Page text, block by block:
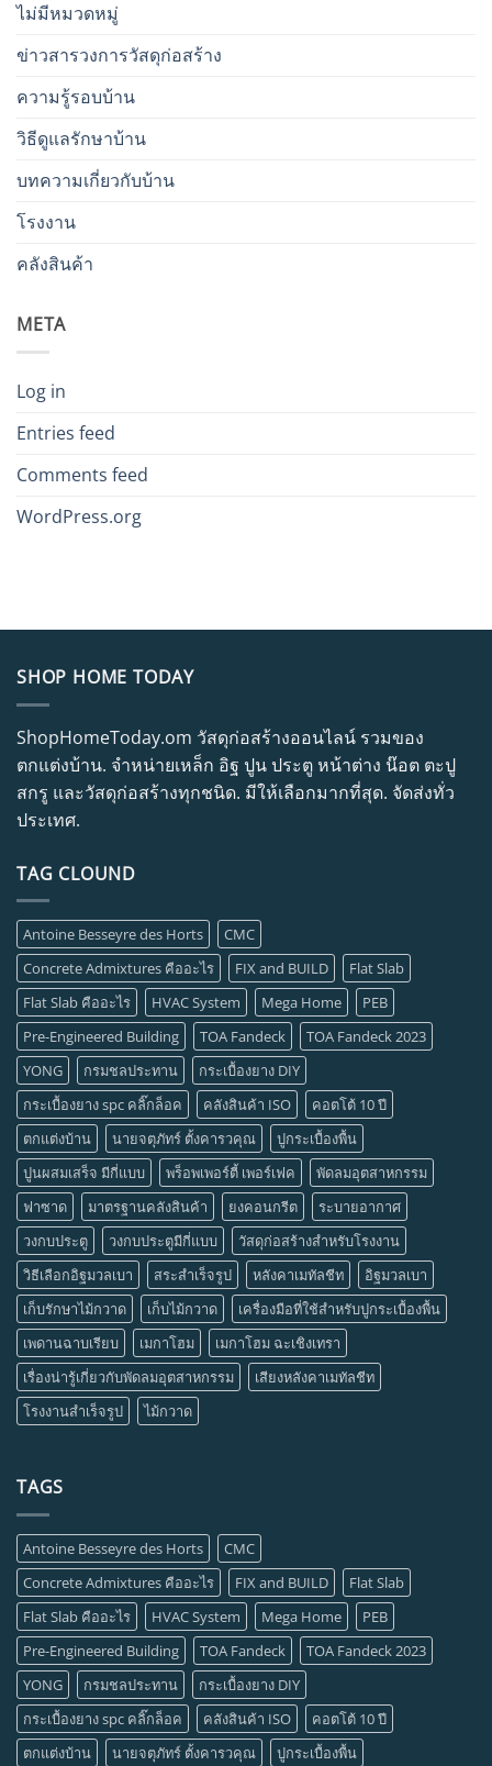
ไม่มีหมวดหมู่
ข่าวสารวงการวัสดุก่อสร้าง
ความรู้รอบบ้าน
วิธีดูแลรักษาบ้าน
บทความเกี่ยวกับบ้าน
โรงงาน
คลังสินค้า
META
Log in
Entries feed
Comments feed
WordPress.org
SHOP HOME TODAY
ShopHomeToday.om วัสดุก่อสร้างออนไลน์ รวมของ
ตกแต่งบ้าน. จำหน่ายเหล็ก อิฐ ปูน ประตู หน้าต่าง น๊อต ตะปู
สกรู และวัสดุก่อสร้างทุกชนิด. มีให้เลือกมากที่สุด. จัดส่งทั่ว
ประเทศ.
TAG CLOUND
Antoine Besseyre des Horts
CMC
Concrete Admixtures คืออะไร
FIX and BUILD
Flat Slab
Flat Slab คืออะไร
HVAC System Mega Home
PEB
Pre-Engineered Building
TOA Fandeck
TOA Fandeck 2023
YONG
กรมชลประทาน
กระเบื้องยาง DIY
กระเบื้องยาง spc คลิ๊กล็อค
คลังสินค้า ISO
คอตโต้ 10 ปี
ตกแต่งบ้าน
นายจตุภัทร์ ตั้งคารวคุณ
ปูกระเบื้องพื้น
ปูนผสมเสร็จ มีกี่แบบ
พร็อพเพอร์ตี้ เพอร์เฟค
พัดลมอุตสาหกรรม
ฟาซาด
มาตรฐานคลังสินค้า ยงคอนกรีต
ระบายอากาศ
วงกบประตู
วงกบประตูมีกี่แบบ
วัสดุก่อสร้างสำหรับโรงงาน
วิธีเลือกอิฐมวลเบา
สระสำเร็จรูป หลังคาเมทัลชีท
อิฐมวลเบา
เก็บรักษาไม้กวาด
เก็บไม้กวาด
เครื่องมือที่ใช้สำหรับปูกระเบื้องพื้น
เพดานฉาบเรียบ
เมกาโฮม
เมกาโฮม ฉะเชิงเทรา
เรื่องน่ารู้เกี่ยวกับพัดลมอุตสาหกรรม
เสียงหลังคาเมทัลชีท
โรงงานสำเร็จรูป
ไม้กวาด
TAGS
Antoine Besseyre des Horts
CMC
Concrete Admixtures คืออะไร
FIX and BUILD
Flat Slab
Flat Slab คืออะไร
HVAC System Mega Home
PEB
Pre-Engineered Building
TOA Fandeck
TOA Fandeck 2023
YONG
กรมชลประทาน
กระเบื้องยาง DIY
กระเบื้องยาง spc คลิ๊กล็อค
คลังสินค้า ISO
คอตโต้ 10 ปี
ตกแต่งบ้าน
นายจตุภัทร์ ตั้งคารวคุณ ปูกระเบื้องพื้น